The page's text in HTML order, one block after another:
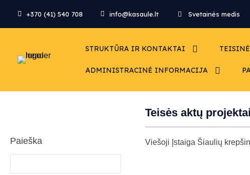
+370 (41) 540 708 info@kasaule.lt Svetainės medis
STRUKTŪRA IR KONTAKTAI
ADMINISTRACINĖ INFORMACIJA
Teisės aktų projektai
Viešoji Įstaiga Šiaulių
Paieška